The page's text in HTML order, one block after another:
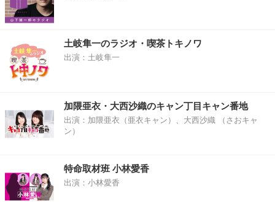
土岐隼一のラジオ・喫茶トキノワ
出演：土岐隼一
加隈亜衣・大西沙織のキャン丁目キャン番地
出演：加隈亜衣（亜衣キャン）、大西沙織 （さおキャ
ン）
特命取材班 小林愛香
出演：小林愛香